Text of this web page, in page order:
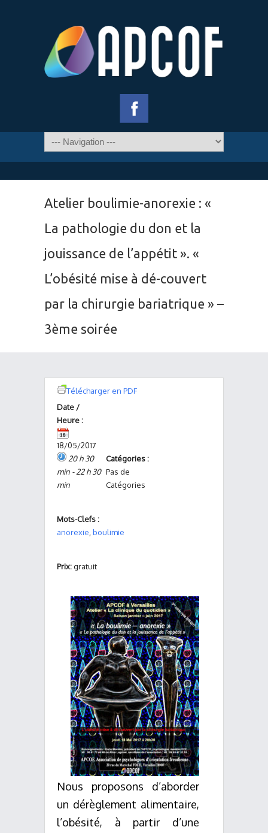
Atelier boulimie-anorexie : «
La pathologie du don et la
jouissance de l’appétit ». «
L’obésité mise à dé-couvert
par la chirurgie bariatrique » –
3ème soirée
Télécharger en PDF
Date /
Heure :
18/05/2017
20 h 30
min - 22 h 30
min
Catégories :
Pas de
Catégories
Mots-Clefs :
anorexie boulimie
Prix:gratuit
Nous proposons d’aborder
un dérèglement alimentaire,
l’obésité, à partir d’une